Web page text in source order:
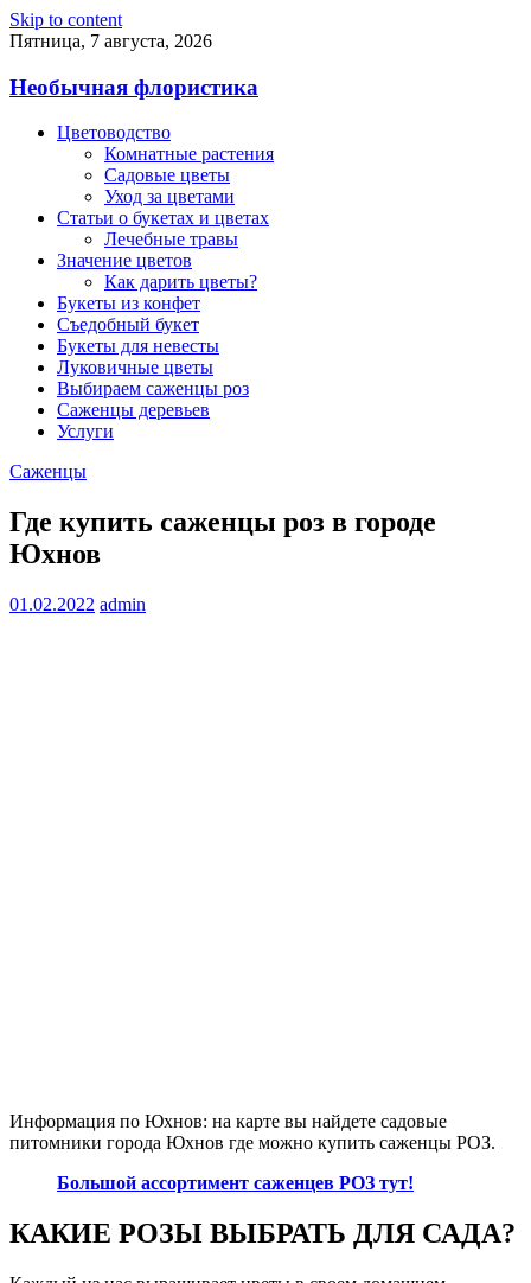
Skip to content
Пятница, 7 августа, 2026
Необычная флористика
Цветоводство
Комнатные растения
Садовые цветы
Уход за цветами
Статьи о букетах и цветах
Лечебные травы
Значение цветов
Как дарить цветы?
Букеты из конфет
Съедобный букет
Букеты для невесты
Луковичные цветы
Выбираем саженцы роз
Саженцы деревьев
Услуги
Саженцы
Где купить саженцы роз в городе
Юхнов
01.02.2022 admin
Информация по Юхнов: на карте вы найдете садовые
питомники города Юхнов где можно купить саженцы РОЗ.
Большой ассортимент саженцев РОЗ тут!
КАКИЕ РОЗЫ ВЫБРАТЬ ДЛЯ САДА?